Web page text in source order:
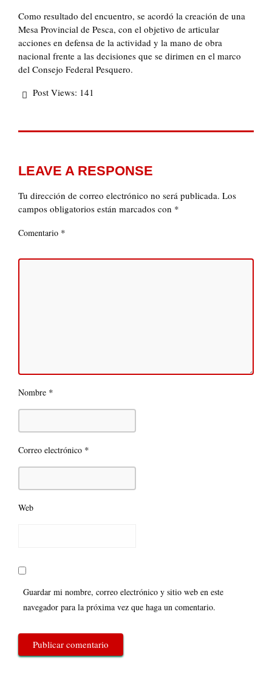
Como resultado del encuentro, se acordó la creación de una
Mesa Provincial de Pesca, con el objetivo de articular
acciones en defensa de la actividad y la mano de obra
nacional frente a las decisiones que se dirimen en el marco
del Consejo Federal Pesquero.
Post Views: 141
LEAVE A RESPONSE
Tu dirección de correo electrónico no será publicada. Los
campos obligatorios están marcados con *
Comentario *
Nombre *
Correo electrónico *
Web
Guardar mi nombre, correo electrónico y sitio web en este
navegador para la próxima vez que haga un comentario.